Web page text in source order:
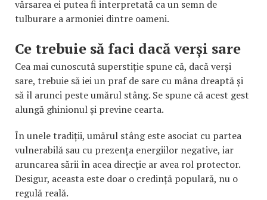
vărsarea ei putea fi interpretată ca un semn de
tulburare a armoniei dintre oameni.
Ce trebuie să faci dacă verși sare
Cea mai cunoscută superstiție spune că, dacă verși
sare, trebuie să iei un praf de sare cu mâna dreaptă și
să îl arunci peste umărul stâng. Se spune că acest gest
alungă ghinionul și previne cearta.
În unele tradiții, umărul stâng este asociat cu partea
vulnerabilă sau cu prezența energiilor negative, iar
aruncarea sării în acea direcție ar avea rol protector.
Desigur, aceasta este doar o credință populară, nu o
regulă reală.